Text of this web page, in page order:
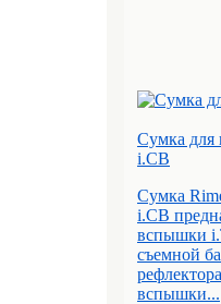
Сумка
i.CB
Сумка
i.CB
вспышки
съемной
вспышки...